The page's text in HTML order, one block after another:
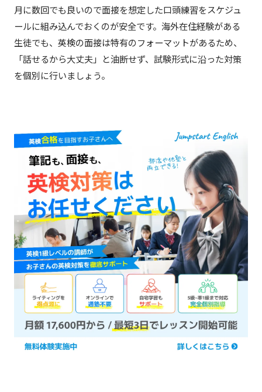
月に数回でも良いので面接を想定した口頭練習をスケジュ
ールに組み込んでおくのが安全です。海外在住経験がある
生徒でも、英検の面接は特有のフォーマットがあるため、
「話せるから大丈夫」と油断せず、試験形式に沿った対策
を個別に行いましょう。